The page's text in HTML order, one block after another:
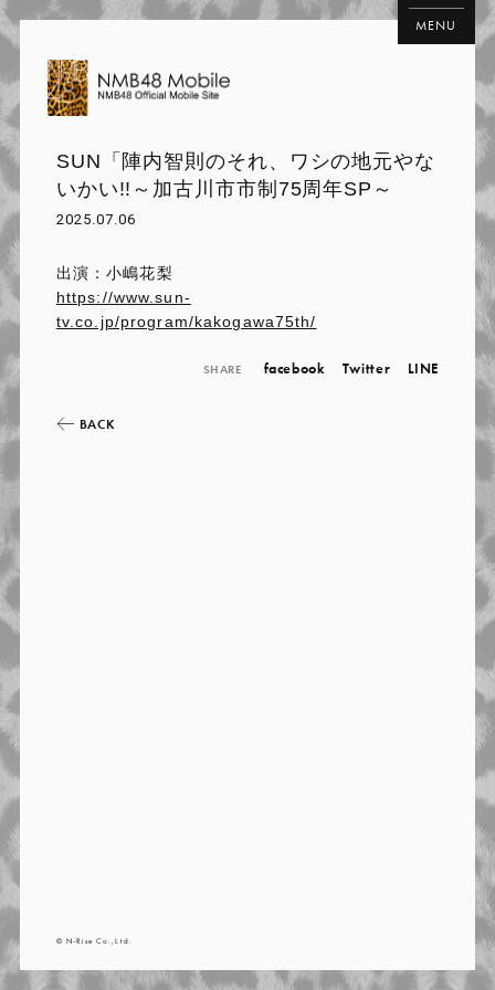
MENU
SUN「陣内智則のそれ、ワシの地元やな
いかい!!～加古川市市制75周年SP～
2025.07.06
出演：小嶋花梨
https://www.sun-
tv.co.jp/program/kakogawa75th/
SHARE facebook Twitter LINE
BACK